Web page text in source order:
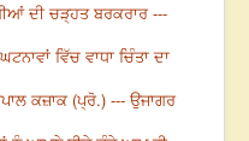
ਦੀ ਚੜ੍ਹਤ ਬਰਕਰਾਰ ---
ਵਿੱਚ ਵਾਧਾ ਚਿੰਤਾ ਦਾ
ਕਜ਼ਾਕ (ਪ੍ਰੋ.) --- ਉਜਾਗਰ